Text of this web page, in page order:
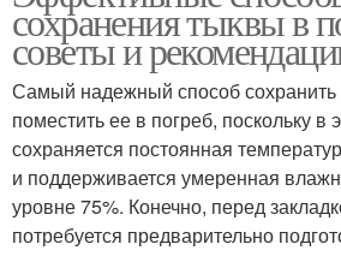
хранения
сохранения тыквы в
советы и
Самый надежный способ сохранить
поместить ее в погреб, поскольку
сохраняется постоянная
и поддерживается умеренная
уровне 75%. Конечно, перед
потребуется предварительно